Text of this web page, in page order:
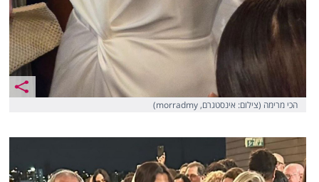
הכי מרימה (צילום: אינסטגרם, morradmy)